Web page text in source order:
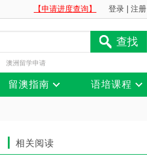
登录 注册
【申请进度查询】
查找
澳洲留学申请
留澳指南 语培课程
相关阅读